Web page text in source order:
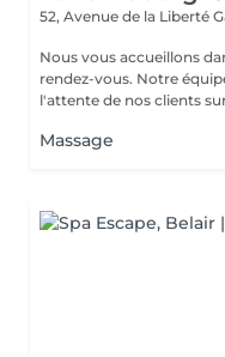
52, Avenue de la Liberté
Nous vous accueillons
rendez-vous. Notre
l'attente de nos clients
Massage